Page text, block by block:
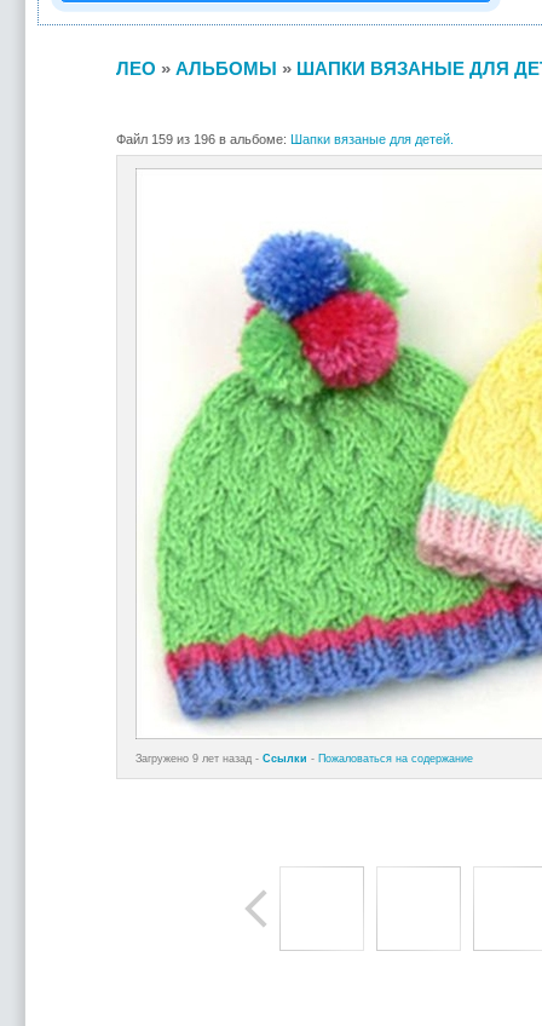
ЛЕО » АЛЬБОМЫ » ШАПКИ ВЯЗАНЫЕ ДЛЯ
Файл 159 из 196 в альбоме: Шапки вязаные для детей.
Загружено 9 лет назад - Ссылки - Пожаловаться на содержание